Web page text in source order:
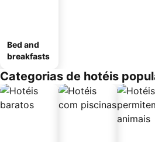
Bed and
breakfasts
Categorias de hotéis